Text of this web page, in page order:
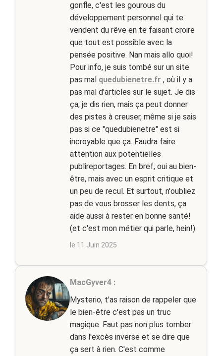
gonfle, c'est les gourous du
développement personnel qui te
vendent du rêve en te faisant croire
que tout est possible avec la
pensée positive. Nan mais allo quoi!
Pour info, je suis tombé sur un site
pas mal quedubienetre.fr , où il y a
pas mal d'articles sur le sujet. Je dis
ça, je dis rien, mais ça peut donner
des pistes à creuser, même si je sais
pas si ce "quedubienetre" est si
incroyable que ça. Faudra faire
attention aux potentielles
publireportages. En bref, oui au bien-
être, mais avec un esprit critique et
un peu de recul. Et surtout, n'oubliez
pas de vous brosser les dents, ça
aide aussi à rester en bonne santé!
(et c'est mon métier qui parle, hein!)
le 11 Juin 2025
MacGyver4 :
Mysterio, t'as raison de rappeler que
le bien-être c'est pas un truc
magique. Faut pas non plus tomber
dans l'excès inverse et se dire que
ça sert à rien. C'est comme